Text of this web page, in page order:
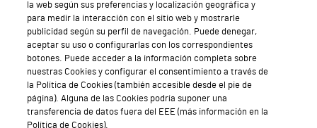
Quiénes somos
Trabajar en Vithas
Teléfono Cita Médica
Teléfono Atención al Cliente
Política de seguridad y salud en el trabajo
la web según sus preferencias y localización geográfica y
para medir la interacción con el sitio web y mostrarle
publicidad según su perfil de navegación. Puede denegar,
aceptar su uso o configurarlas con los correspondientes
botones. Puede acceder a la información completa sobre
nuestras Cookies y configurar el consentimiento a través de
la Política de Cookies (también accesible desde el pie de
página). Alguna de las Cookies podría suponer una
transferencia de datos fuera del EEE (más información en la
Política de Cookies).